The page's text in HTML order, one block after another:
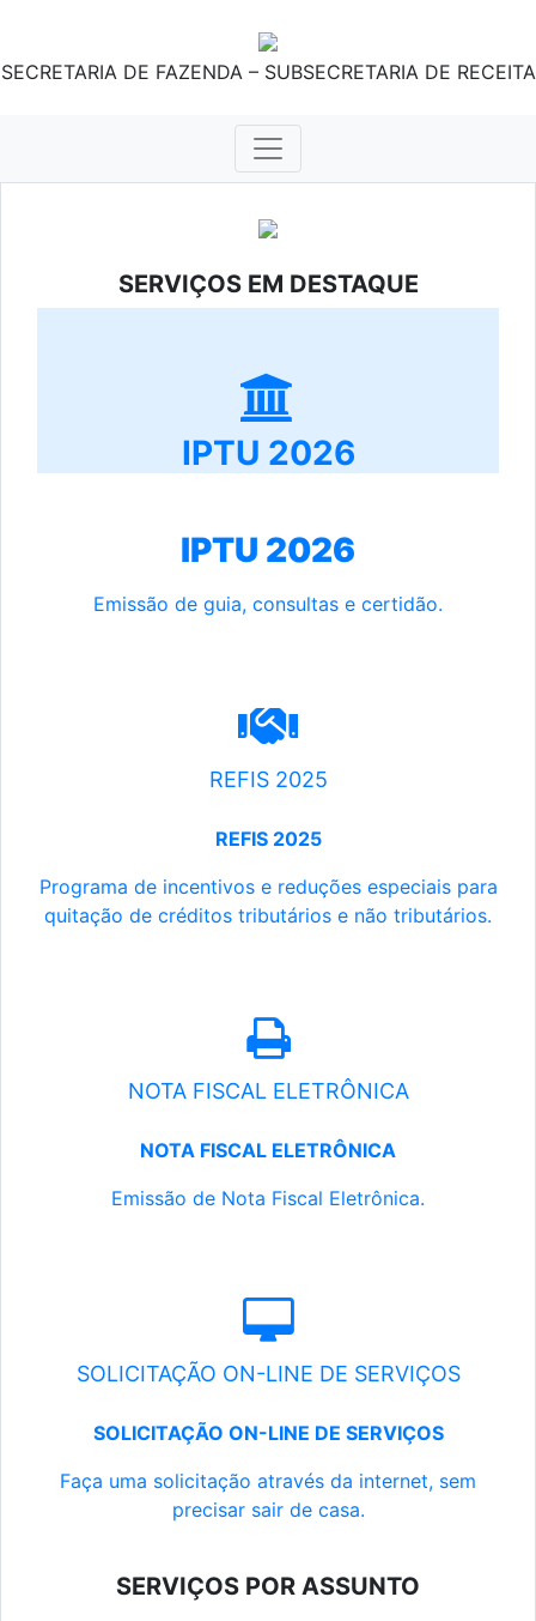
SECRETARIA DE FAZENDA – SUBSECRETARIA DE RECEITA
SERVIÇOS EM DESTAQUE
IPTU 2026
IPTU 2026
Emissão de guia, consultas e certidão.
REFIS 2025
REFIS 2025
Programa de incentivos e reduções especiais para
quitação de créditos tributários e não tributários.
NOTA FISCAL ELETRÔNICA
NOTA FISCAL ELETRÔNICA
Emissão de Nota Fiscal Eletrônica.
SOLICITAÇÃO ON-LINE DE SERVIÇOS
SOLICITAÇÃO ON-LINE DE SERVIÇOS
Faça uma solicitação através da internet, sem
precisar sair de casa.
SERVIÇOS POR ASSUNTO